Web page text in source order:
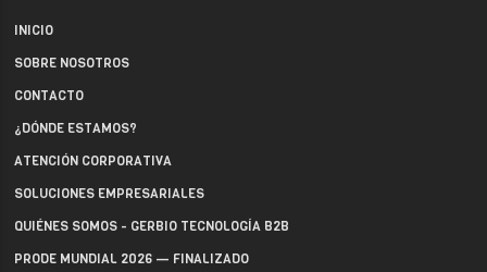
INICIO
SOBRE NOSOTROS
CONTACTO
¿DÓNDE ESTAMOS?
ATENCIÓN CORPORATIVA
SOLUCIONES EMPRESARIALES
QUIÉNES SOMOS - GERBIO TECNOLOGÍA B2B
PRODE MUNDIAL 2026 — FINALIZADO